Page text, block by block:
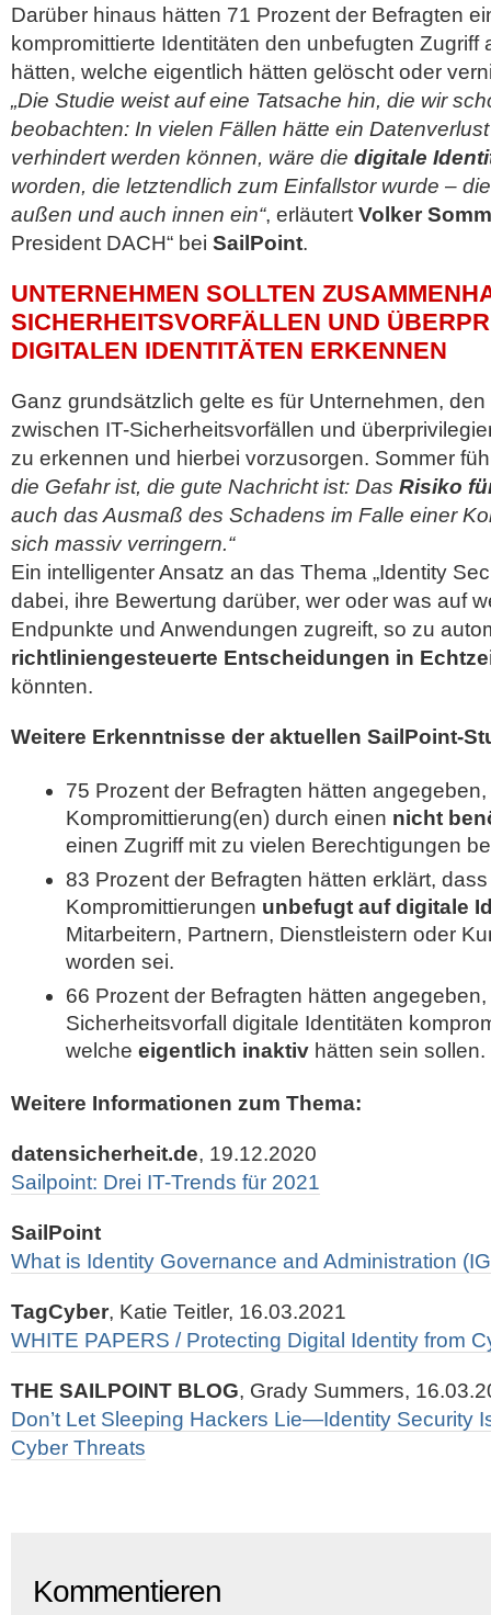
Darüber hinaus hätten 71 Prozent der Befragten
kompromittierte Identitäten den unbefugten Zugriff
hätten, welche eigentlich hätten gelöscht oder
„Die Studie weist auf eine Tatsache hin, die wir
beobachten: In vielen Fällen hätte ein
verhindert werden können, wäre die digitale
worden, die letztendlich zum Einfallstor wurde –
außen und auch innen ein“, erläutert Volker
President DACH“ bei SailPoint.
UNTERNEHMEN SOLLTEN
SICHERHEITSVORFÄLLEN UND
DIGITALEN IDENTITÄTEN ERKENNEN
Ganz grundsätzlich gelte es für Unternehmen,
zwischen IT-Sicherheitsvorfällen und
zu erkennen und hierbei vorzusorgen. Sommer
die Gefahr ist, die gute Nachricht ist: Das Risiko
auch das Ausmaß des Schadens im Falle einer
sich massiv verringern.“
Ein intelligenter Ansatz an das Thema „Identity
dabei, ihre Bewertung darüber, wer oder was auf
Endpunkte und Anwendungen zugreift, so zu
richtliniengesteuerte Entscheidungen in
könnten.
Weitere Erkenntnisse der aktuellen SailPoint-
75 Prozent der Befragten hätten
Kompromittierung(en) durch einen nicht
einen Zugriff mit zu vielen Berechtigungen
83 Prozent der Befragten hätten erklärt,
Kompromittierungen unbefugt auf digitale
Mitarbeitern, Partnern, Dienstleistern oder
worden sei.
66 Prozent der Befragten hätten
Sicherheitsvorfall digitale Identitäten
welche eigentlich inaktiv hätten sein sollen.
Weitere Informationen zum Thema:
datensicherheit.de, 19.12.2020
Sailpoint: Drei IT-Trends für 2021
SailPoint
What is Identity Governance and Administration
TagCyber, Katie Teitler, 16.03.2021
WHITE PAPERS / Protecting Digital Identity from
THE SAILPOINT BLOG, Grady Summers,
Don’t Let Sleeping Hackers Lie—Identity Security
Cyber Threats
Kommentieren